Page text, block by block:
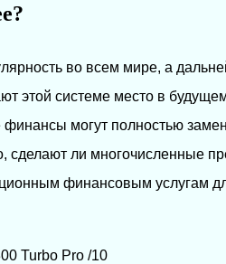
во всем мире, а
этой системе место в
могут полностью
сделают ли многочисленные
финансовым услугам
Turbo Pro /10